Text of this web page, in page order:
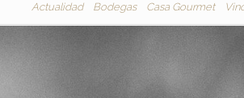
Actualidad Bodegas Casa Gourmet